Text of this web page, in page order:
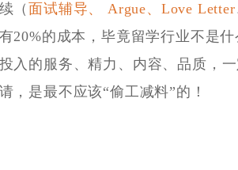
（ 面试辅导、 Argue、Love Letter
20%的成本，毕竟留学行业不是
入的服务、精力、内容、品质，
，是最不应该“偷工减料”的！